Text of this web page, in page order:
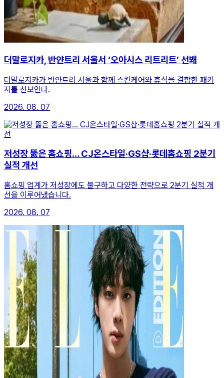
더말로지카, 반얀트리 서울서 ‘오아시스 리트리트’ 선봬
더말로지카가 반얀트리 서울과 함께 스킨케어와 휴식을 결합한 패키
지를 선보인다.
2026. 08. 07
저성장 뚫은 홈쇼핑… CJ온스타일·GS샵·롯데홈쇼핑 2분기
실적 개선
홈쇼핑 업계가 저성장에도 불구하고 다양한 전략으로 2분기 실적 개
선을 이루어냈습니다.
2026. 08. 07